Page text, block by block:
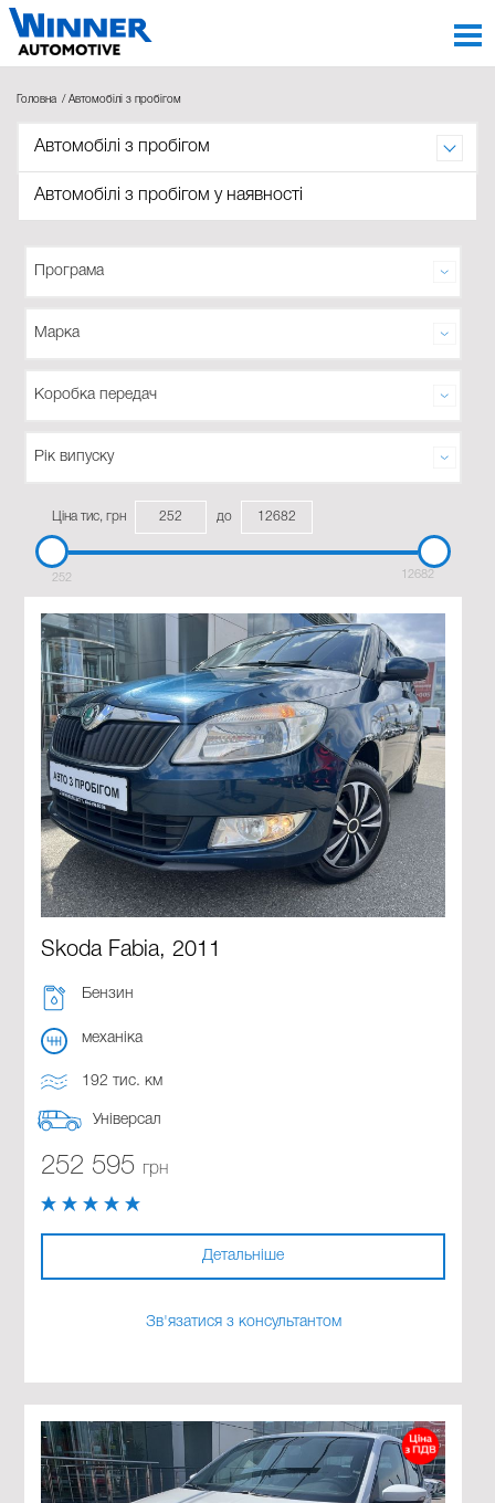
Головна Автомобілі з пробігом
Автомобілі з пробігом
Автомобілі з пробігом у наявності
Автомобілі з пробігом
Ціна тис, грн до
252 12682
Skoda Fabia, 2011
Бензин
механіка
192 тис. км
Універсал
252 595 грн
Детальніше
Зв'язатися з консультантом